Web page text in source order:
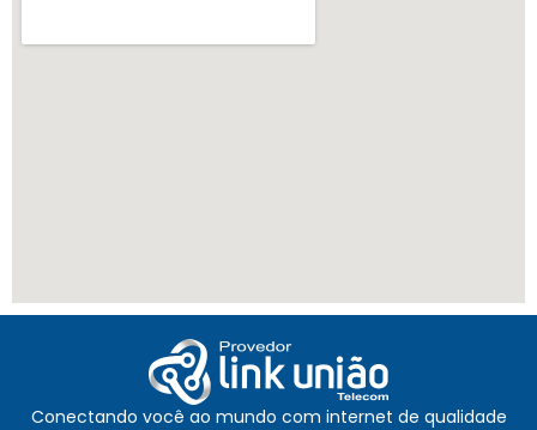
Conectando você ao mundo com internet de qualidade